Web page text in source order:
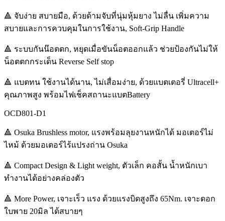
🔺 จับง่าย สบายมือ, ด้วยด้ามจับที่นุ่มหุ้มยาง ไม่ลื่น เพิ่มความ
สบายและการควบคุมในการใช้งาน, Soft-Grip Handle
🔺 ระบบกันน๊อตตก, หยุดเมื่อขันน็อตออกแล้ว ช่วยป้องกันไม่ให้
น็อตตกกระเด็น Reverse Self stop
🔺 แบตทน ใช้งานได้นาน, ไม่เสื่อมง่าย, ด้วยแบตเตอรี่ Ultracell+
คุณภาพสูง พร้อมไฟเช็คสถานะแบตBattery
OCD801-D1
🔺 Osuka Brushless motor, แรงพร้อมลุยงานหนักได้ มอเตอร์ไม่
ไหม้ ด้วยมอเตอร์ไร้แปรงถ่าน Osuka
🔺 Compact Design & Light weight, ตัวเล็ก คอสั้น น้ำหนักเบา
ทำงานได้อย่างคล่องตัว
🔺 More Power, เจาะเร็ว แรง ด้วยแรงบิดสูงถึง 65Nm. เจาะดอก
ใบพาย 20มิล ได้สบายๆ